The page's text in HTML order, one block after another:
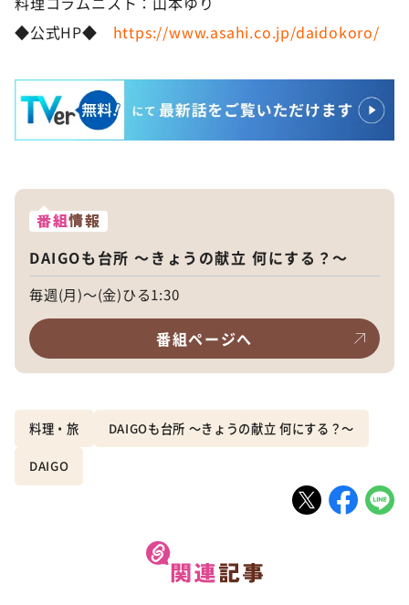
◆公式HP◆ https://www.asahi.co.jp/daidokoro/
番組情報
DAIGOも台所 ～きょうの献立 何にする？～
毎週(月)～(金)ひる1:30
番組ページへ
料理・旅 DAIGOも台所 ～きょうの献立 何にする？～
DAIGO